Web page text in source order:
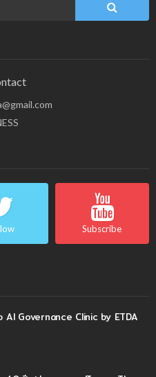
Subscribe
AI Governance Clinic by ETDA